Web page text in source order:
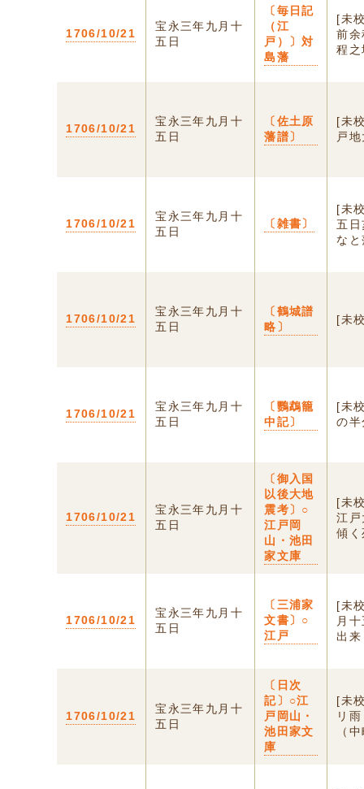
1706/10/21
宝永三年九月十
五日
〔毎日記
（江
戸）〕対
島藩
[未
前余
程
1706/10/21
宝永三年九月十
五日
〔佐土原
藩譜〕
[未
戸
1706/10/21
宝永三年九月十
五日
〔雑書〕
[未
五日
な
1706/10/21
宝永三年九月十
五日
〔鶴城譜
略〕
[未
1706/10/21
宝永三年九月十
五日
〔鸚鵡籠
中記〕
[未
の半
1706/10/21
宝永三年九月十
五日
〔御入国
以後大地
震考〕○
江戸岡
山・池田
家文庫
[未
江戸
傾
1706/10/21
宝永三年九月十
五日
〔三浦家
文書〕○
江戸
[未
月
出来
1706/10/21
宝永三年九月十
五日
〔日次
記〕○江
戸岡山・
池田家文
庫
[未
リ
（